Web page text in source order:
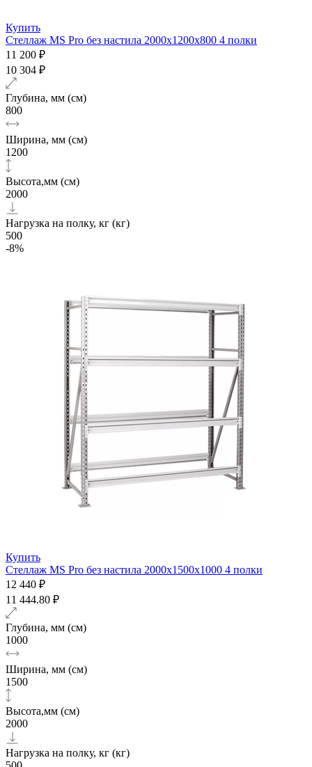
Купить
Стеллаж MS Pro без настила 2000х1200x800 4 полки
11 200 ₽
10 304 ₽
Глубина, мм (см)
800
Ширина, мм (см)
1200
Высота,мм (см)
2000
Нагрузка на полку, кг (кг)
500
-8%
Купить
Стеллаж MS Pro без настила 2000х1500x1000 4 полки
12 440 ₽
11 444.80 ₽
Глубина, мм (см)
1000
Ширина, мм (см)
1500
Высота,мм (см)
2000
Нагрузка на полку, кг (кг)